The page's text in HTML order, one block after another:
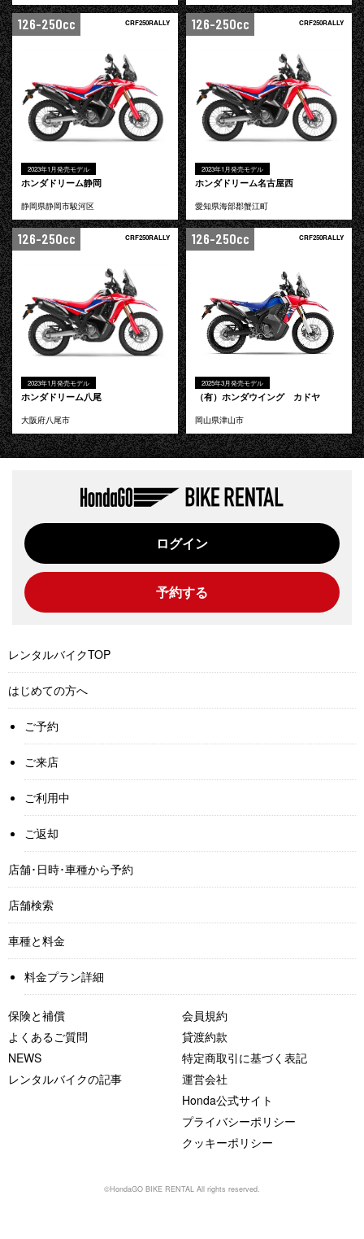
126-250cc CRF250RALLY
2023年1月発売モデル
ホンダドリーム静岡
静岡県静岡市駿河区
126-250cc CRF250RALLY
2023年1月発売モデル
ホンダドリーム名古屋西
愛知県海部郡蟹江町
126-250cc CRF250RALLY
2023年1月発売モデル
ホンダドリーム八尾
大阪府八尾市
126-250cc CRF250RALLY
2025年3月発売モデル
（有）ホンダウイング カドヤ
岡山県津山市
ログイン
予約する
レンタルバイクTOP
はじめての方へ
ご予約
ご来店
ご利用中
ご返却
店舗･日時･車種から予約
店舗検索
車種と料金
料金プラン詳細
保険と補償
よくあるご質問
NEWS
レンタルバイクの記事
会員規約
貸渡約款
特定商取引に基づく表記
運営会社
Honda公式サイト
プライバシーポリシー
クッキーポリシー
©HondaGO BIKE RENTAL All rights reserved.